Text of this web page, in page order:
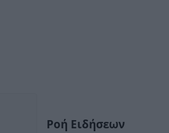
Ροή Ειδήσεων